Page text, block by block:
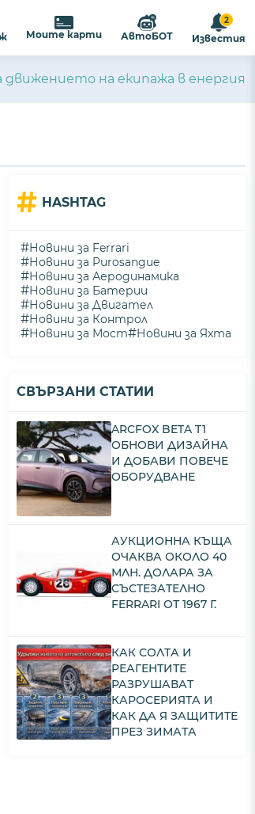
Моите карти АвтоБОТ
2
Известия
движението на екипажа в енергия
# HASHTAG
#Новини за Ferrari
#Новини за Purosangue
#Новини за Аеродинамика
#Новини за Батерии
#Новини за Двигател
#Новини за Контрол
#Новини за Мост#Новини за Яхта
СВЪРЗАНИ СТАТИИ
ARCFOX BETA T1
ОБНОВИ ДИЗАЙНА
И ДОБАВИ ПОВЕЧЕ
ОБОРУДВАНЕ
АУКЦИОННА КЪЩА
ОЧАКВА ОКОЛО 40
МЛН. ДОЛАРА ЗА
СЪСТЕЗАТЕЛНО
FERRARI ОТ 1967 Г.
КАК СОЛТА И
РЕАГЕНТИТЕ
РАЗРУШАВАТ
КАРОСЕРИЯТА И
КАК ДА Я ЗАЩИТИТЕ
ПРЕЗ ЗИМАТА